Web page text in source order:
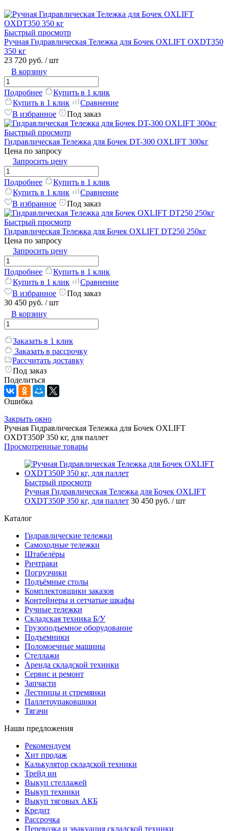
Быстрый просмотр
Ручная Гидравлическая Тележка для Бочек OXLIFT OXDT350
350 кг
23 720 руб. / шт
В корзину
Подробнее
Купить в 1 клик
Купить в 1 клик
Сравнение
В избранное
Под заказ
Быстрый просмотр
Гидравлическая Тележка для Бочек DT-300 OXLIFT 300кг
Цена по запросу
Запросить цену
Подробнее
Купить в 1 клик
Купить в 1 клик
Сравнение
В избранное
Под заказ
Быстрый просмотр
Гидравлическая Тележка для Бочек OXLIFT DT250 250кг
Цена по запросу
Запросить цену
Подробнее
Купить в 1 клик
Купить в 1 клик
Сравнение
В избранное
Под заказ
30 450 руб. / шт
В корзину
Заказать в 1 клик
Заказать в рассрочку
Рассчитать доставку
Под заказ
Поделиться
Ошибка
Закрыть окно
Ручная Гидравлическая Тележка для Бочек OXLIFT
OXDT350P 350 кг, для паллет
Просмотренные товары
Быстрый просмотр
Ручная Гидравлическая Тележка для Бочек OXLIFT
OXDT350P 350 кг, для паллет 30 450 руб. / шт
Каталог
Гидравлические тележки
Самоходные тележки
Штабелёры
Ричтраки
Погрузчики
Подъёмные столы
Комплектовщики заказов
Контейнеры и сетчатые шкафы
Ручные тележки
Складская техника Б/У
Грузоподъемное оборудование
Подъемники
Поломоечные машины
Стеллажи
Аренда складской техники
Сервис и ремонт
Запчасти
Лестницы и стремянки
Паллетоупаковщики
Тягачи
Наши предложения
Рекомендуем
Хит продаж
Калькулятор складской техники
Трейд ин
Выкуп стеллажей
Выкуп техники
Выкуп тяговых АКБ
Кредит
Рассрочка
Перевозка и эвакуация складской техники